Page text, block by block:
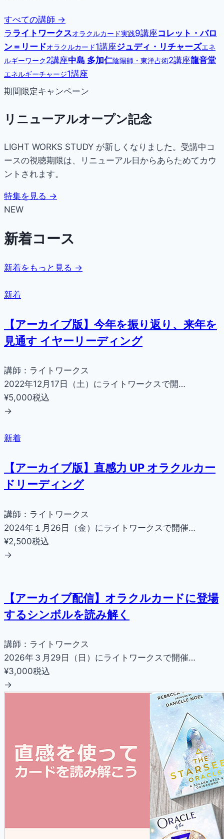
すべての講師 →
ラ ライトワークスオラクルカード実践9講座コレット・バロ
ン＝リードオラクルカード1講座ジュディ・リチャーズエネ
ルギーワーク2講座中島 多加仁陰陽師・東洋占術2講座龍音堂
エネルギーチャージ1講座
期間限定キャンペーン
リニューアルオープン記念
LIGHT WORKS STUDY が新しくなりました。受講中コ
ースの視聴期限は、リニューアル日からあらためてカウ
ントされます。
特集を見る →
NEW
新着コース
新着をもっと見る →
新着
【アーカイブ版】今年を振り返り、来年を
見通す イヤーリーディング
講師：ライトワークス
2022年12月17日（土）にライトワークスで開…
¥5,000税込
→
新着
【アーカイブ版】直感力 UP オラクルカー
ドリーディング
講師：ライトワークス
2024年１月26日（金）にライトワークスで開催…
¥2,500税込
→
【アーカイブ配信】オラクルカードに登場
するシンボルを読み解く
講師：ライトワークス
2026年３月29日（日）にライトワークスで開催…
¥3,000税込
→